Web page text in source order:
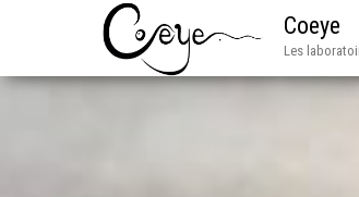
Coeye
Les